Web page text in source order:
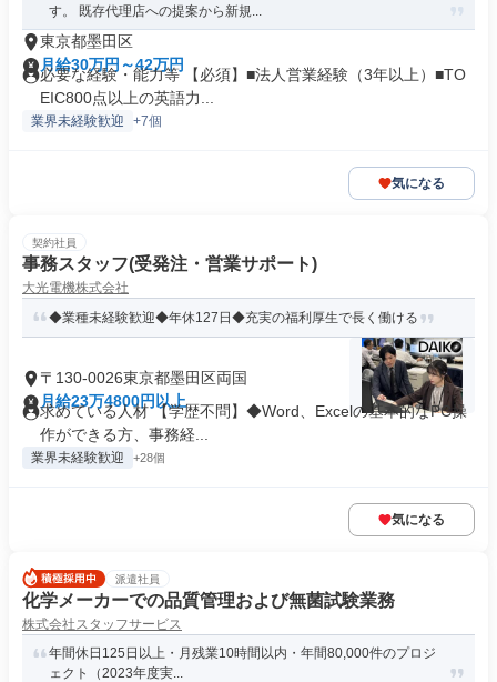
す。 既存代理店への提案から新規...
東京都墨田区
月給30万円～42万円
必要な経験・能力等 【必須】■法人営業経験（3年以上）■TO
EIC800点以上の英語力...
業界未経験歓迎 +7個
気になる
契約社員
事務スタッフ(受発注・営業サポート)
大光電機株式会社
◆業種未経験歓迎◆年休127日◆充実の福利厚生で長く働ける
〒130-0026東京都墨田区両国
月給23万4800円以上
求めている人材 【学歴不問】◆Word、Excelの基本的なPC操
作ができる方、事務経...
業界未経験歓迎 +28個
気になる
派遣社員
化学メーカーでの品質管理および無菌試験業務
株式会社スタッフサービス
年間休日125日以上・月残業10時間以内・年間80,000件のプロジ
ェクト（2023年度実...